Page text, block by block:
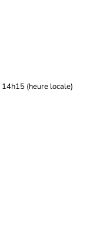
14h15 (heure locale)